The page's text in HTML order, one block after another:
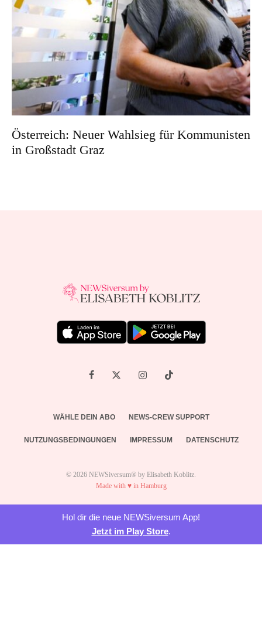
Österreich: Neuer Wahlsieg für Kommunisten
in Großstadt Graz
WÄHLE DEIN ABO NEWS-CREW SUPPORT
NUTZUNGSBEDINGUNGEN IMPRESSUM DATENSCHUTZ
© 2026 NEWSiversum® by Elisabeth Koblitz.
Made with ♥ in Hamburg
Hol dir die neue NEWSiversum App!
Jetzt im Play Store.